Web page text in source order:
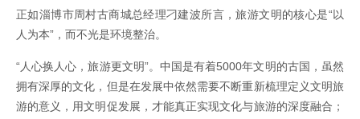
正如淄博市周村古商城总经理刁建波所言，旅游文明的核心是“以
人为本”，而不光是环境整治。
“人心换人心，旅游更文明”。中国是有着5000年文明的古国，虽然
拥有深厚的文化，但是在发展中依然需要不断重新梳理定义文明旅
游的意义，用文明促发展，才能真正实现文化与旅游的深度融合；